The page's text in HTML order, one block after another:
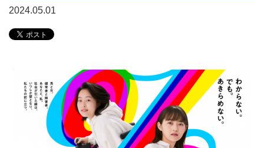
2024.05.01